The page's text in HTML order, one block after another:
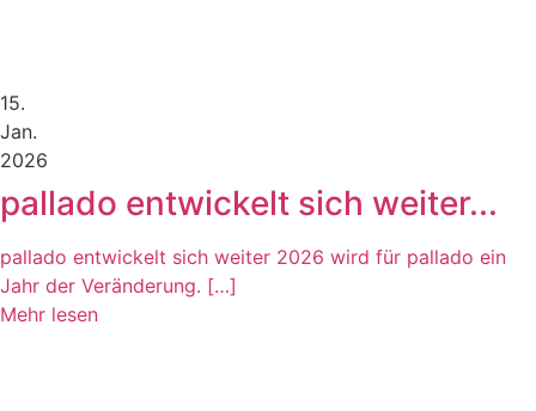
15.
Jan.
2026
pallado entwickelt sich weiter...
pallado entwickelt sich weiter 2026 wird für pallado ein
Jahr der Veränderung. […]
Mehr lesen